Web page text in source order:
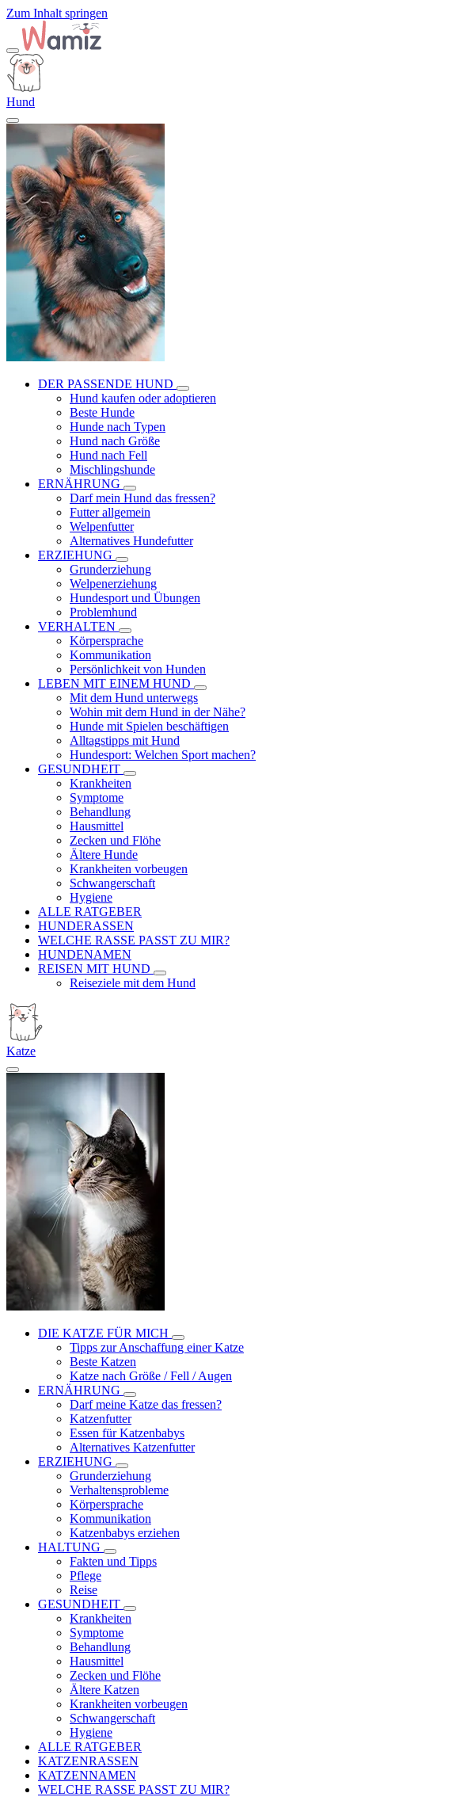
Zum Inhalt springen
Hund
DER PASSENDE HUND
Hund kaufen oder adoptieren
Beste Hunde
Hunde nach Typen
Hund nach Größe
Hund nach Fell
Mischlingshunde
ERNÄHRUNG
Darf mein Hund das fressen?
Futter allgemein
Welpenfutter
Alternatives Hundefutter
ERZIEHUNG
Grunderziehung
Welpenerziehung
Hundesport und Übungen
Problemhund
VERHALTEN
Körpersprache
Kommunikation
Persönlichkeit von Hunden
LEBEN MIT EINEM HUND
Mit dem Hund unterwegs
Wohin mit dem Hund in der Nähe?
Hunde mit Spielen beschäftigen
Alltagstipps mit Hund
Hundesport: Welchen Sport machen?
GESUNDHEIT
Krankheiten
Symptome
Behandlung
Hausmittel
Zecken und Flöhe
Ältere Hunde
Krankheiten vorbeugen
Schwangerschaft
Hygiene
ALLE RATGEBER
HUNDERASSEN
WELCHE RASSE PASST ZU MIR?
HUNDENAMEN
REISEN MIT HUND
Reiseziele mit dem Hund
Katze
DIE KATZE FÜR MICH
Tipps zur Anschaffung einer Katze
Beste Katzen
Katze nach Größe / Fell / Augen
ERNÄHRUNG
Darf meine Katze das fressen?
Katzenfutter
Essen für Katzenbabys
Alternatives Katzenfutter
ERZIEHUNG
Grunderziehung
Verhaltensprobleme
Körpersprache
Kommunikation
Katzenbabys erziehen
HALTUNG
Fakten und Tipps
Pflege
Reise
GESUNDHEIT
Krankheiten
Symptome
Behandlung
Hausmittel
Zecken und Flöhe
Ältere Katzen
Krankheiten vorbeugen
Schwangerschaft
Hygiene
ALLE RATGEBER
KATZENRASSEN
KATZENNAMEN
WELCHE RASSE PASST ZU MIR?